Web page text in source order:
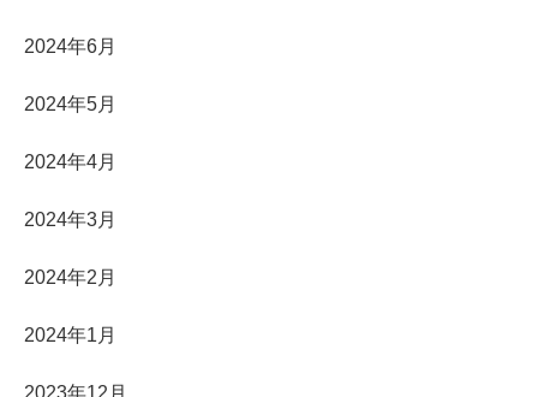
2024年6月
2024年5月
2024年4月
2024年3月
2024年2月
2024年1月
2023年12月